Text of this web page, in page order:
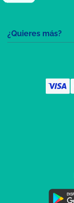
¿Quieres más?